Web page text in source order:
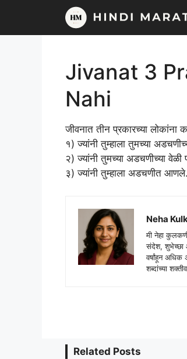
content
Jivanat 3
Nahi
जीवनात तीन प्रकारच्या लोकांना
१) ज्यांनी तुम्हाला तुमच्या
२) ज्यांनी तुमच्या अडचणीच्या
३) ज्यांनी तुम्हाला अडचणीत
Neha
मी नेहा
संदेश, शुभेच्छा
वर्षांहून
शब्दांच्या
Related Posts